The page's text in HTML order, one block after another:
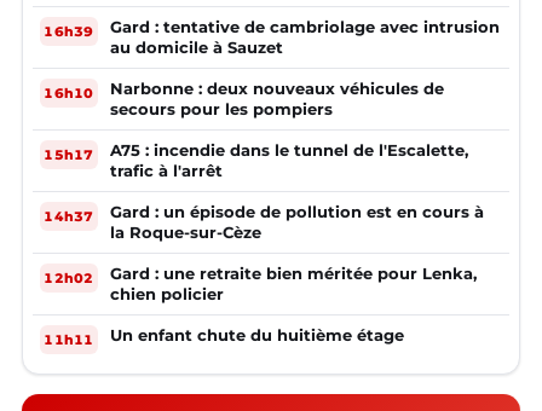
16h39
Gard : tentative de cambriolage avec intrusion
au domicile à Sauzet
16h10
Narbonne : deux nouveaux véhicules de
secours pour les pompiers
15h17
A75 : incendie dans le tunnel de l'Escalette,
trafic à l'arrêt
14h37
Gard : un épisode de pollution est en cours à
la Roque-sur-Cèze
12h02
Gard : une retraite bien méritée pour Lenka,
chien policier
11h11 Un enfant chute du huitième étage